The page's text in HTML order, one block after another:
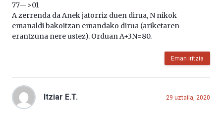
77—>01
A zerrenda da Anek jatorriz duen dirua, N nikok
emanaldi bakoitzan emandako dirua (ariketaren
erantzuna nere ustez). Orduan A+3N=80.
Eman iritzia
Itziar E.T. 29 uztaila, 2020